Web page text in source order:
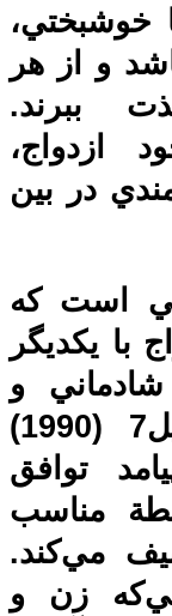
خوشبختي،
و از هر
ببرند.
ازدواج،
در بين
است كه
با يكديگر
و
رضايت دارند. بنر و هيل7 (1990)
توافق
مناسب
مي‌كند.‌
زن و